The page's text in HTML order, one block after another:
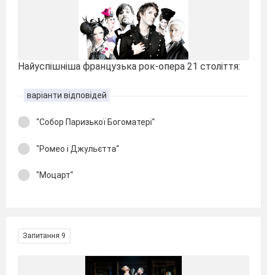
Найуспішніша французька рок-опера 21 століття:
варіанти відповідей
"Собор Паризької Богоматері"
"Ромео і Джульєтта"
"Моцарт"
Запитання 9